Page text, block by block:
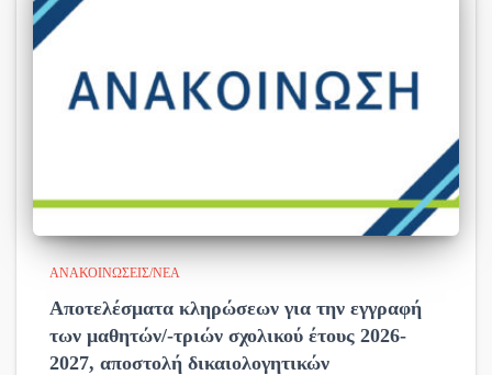
ΑΝΑΚΟΙΝΏΣΕΙΣ/ΝΈΑ
Αποτελέσματα κληρώσεων για την εγγραφή
των μαθητών/-τριών σχολικού έτους 2026-
2027, αποστολή δικαιολογητικών